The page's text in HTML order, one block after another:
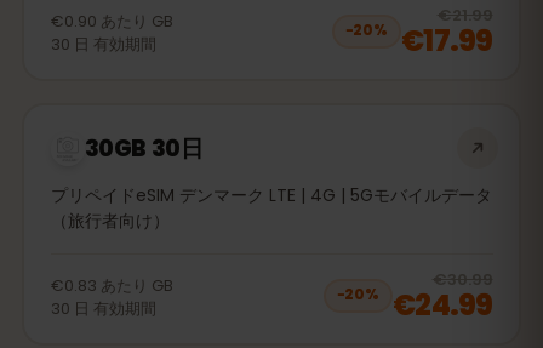
€0.90 あたり GB
30 日 有効期間
−20%
€21.99
€17.99
30GB 30日
プリペイドeSIM デンマーク LTE | 4G | 5Gモバイルデータ
（旅行者向け）
€0.83 あたり GB
30 日 有効期間
−20%
€30.99
€24.99